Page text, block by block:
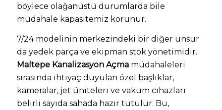
böylece olağanüstü durumlarda bile
müdahale kapasitemiz korunur.
7/24 modelinin merkezindeki bir diğer unsur
da yedek parça ve ekipman stok yönetimidir.
Maltepe Kanalizasyon Açmamüdahaleleri
sırasında ihtiyaç duyulan özel başlıklar,
kameralar, jet üniteleri ve vakum cihazları
belirli sayıda sahada hazır tutulur. Bu,